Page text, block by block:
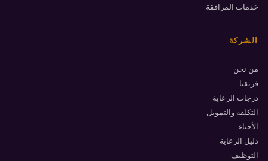
خدمات المرافقة
الشركة
من نحن
فريقنا
درجات الرعاية
التكلفة والتمويل
الأحياء
دليل الرعاية
التوظيف